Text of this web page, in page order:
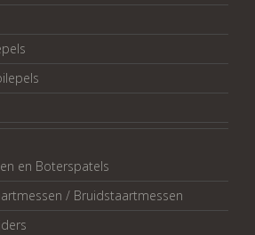
en Boterspatels
/ Bruidstaartmessen